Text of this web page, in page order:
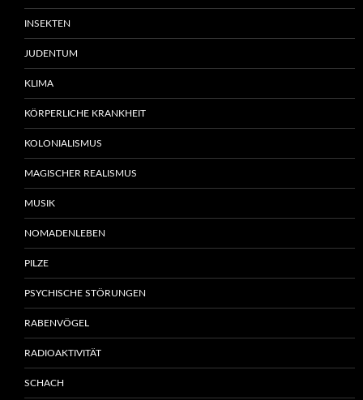
INSEKTEN
JUDENTUM
KLIMA
KÖRPERLICHE KRANKHEIT
KOLONIALISMUS
MAGISCHER REALISMUS
MUSIK
NOMADENLEBEN
PILZE
PSYCHISCHE STÖRUNGEN
RABENVÖGEL
RADIOAKTIVITÄT
SCHACH